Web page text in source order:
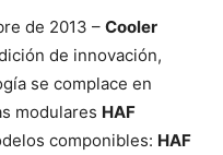
de 2013 – Cooler
de innovación,
se complace en
modulares HAF
componibles: HAF